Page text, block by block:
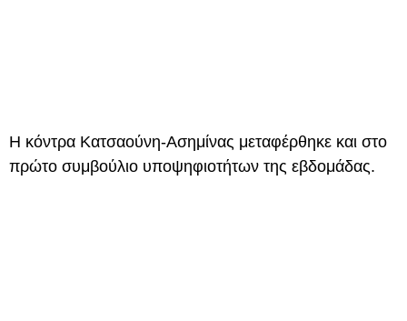
Η κόντρα Κατσαούνη-Ασημίνας μεταφέρθηκε και στο
πρώτο συμβούλιο υποψηφιοτήτων της εβδομάδας.